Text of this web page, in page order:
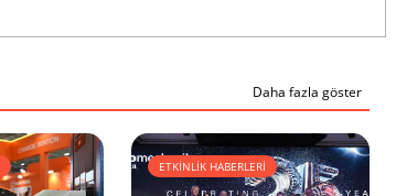
Daha fazla göster
ETKİNLİK HABERLERİ